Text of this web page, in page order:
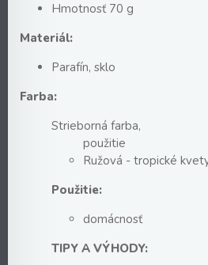
Hmotnosť 70 g
Materiál:
Parafín, sklo
Farba:
Strieborná farba,
použitie
Ružová - tropické
Použitie:
domácnosť
TIPY A VÝHODY: